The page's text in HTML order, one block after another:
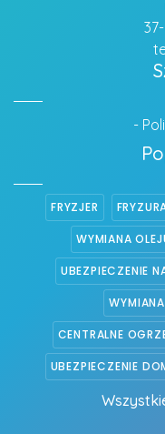
-
FRYZJER
WYMIANA
UBEZPIECZENIE
CENTRALNE
UBEZPIECZENIE